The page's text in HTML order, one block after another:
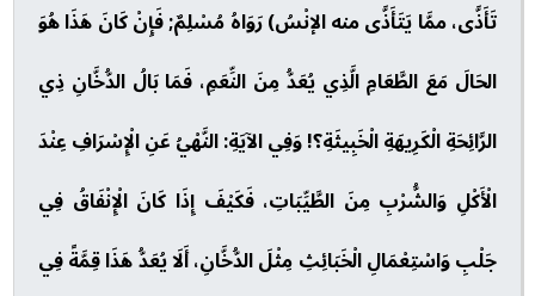
تَأَذَّى، ممَّا يَتَأَذَّى منه الإنْسُ) رَوَاهُ مُسْلِمٌ; فَإِنْ كَانَ هَذَا هُوَ
الحَالَ مَعَ الطَّعَامِ الَّذِي يُعَدُّ مِنَ النِّعَمِ، فَمَا بَالُ الدُّخَّانِ ذِي
الرَّائِحَةِ الْكَرِيهَةِ الْخَبِيثَةِ؟! وَفِي الآيَةِ: النَّهْيُ عَنِ الْإِسْرَافِ عِنْدَ
الْأَكْلِ وَالشُّرْبِ مِنَ الطَّيِّبَاتِ، فَكَيْفَ إِذَا كَانَ الْإِنْفَاقُ فِي
جَلْبِ وَاسْتِعْمَالِ الْخَبَائِثِ مِثْلَ الدُّخَّانِ، أَلَا يُعَدُّ هَذَا قِمَّةً فِي